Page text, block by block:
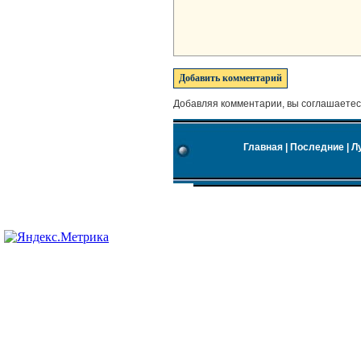
Добавляя комментарии, вы
Главная Последние